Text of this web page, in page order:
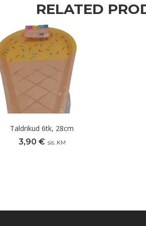
RELATED
Taldrikud 6tk, 28cm
3,90 € sis. KM